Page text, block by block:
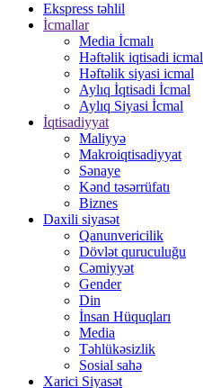
Ekspress təhlil
İcmallar
Media İcmalı
Həftəlik iqtisadi icmal
Həftəlik siyasi icmal
Aylıq İqtisadi İcmal
Aylıq Siyasi İcmal
İqtisadiyyat
Maliyyə
Makroiqtisadiyyat
Sənaye
Kənd təsərrüfatı
Biznes
Daxili siyasət
Qanunvericilik
Dövlət quruculuğu
Cəmiyyət
Gender
Din
İnsan Hüquqları
Media
Təhlükəsizlik
Sosial sahə
Xarici Siyasət